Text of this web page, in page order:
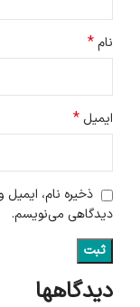
دیدگاهها
نام*
ایمیل*
ذخیره نام،
دیدگاهی می‌نویسم.